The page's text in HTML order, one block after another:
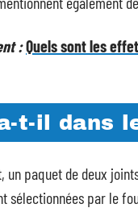
:Quels sont les
a-t-il dans
un paquet de deux
sélectionnées par le